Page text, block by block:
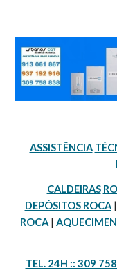
ASSISTÊNCIA
CALDEIRAS
DEPÓSITOS ROCA |
ROCA |
TEL. 24H :: 309